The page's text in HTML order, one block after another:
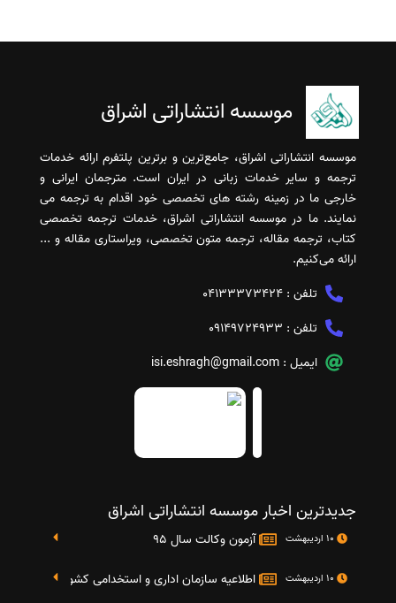
موسسه انتشاراتی اشراق
موسسه انتشاراتی اشراق، جامع‌ترین و برترین پلتفرم ارائه خدمات
ترجمه و سایر خدمات زبانی در ایران است. مترجمان ایرانی و
خارجی ما در زمینه رشته های تخصصی خود اقدام به ترجمه می
نمایند. ما در موسسه انتشاراتی اشراق، خدمات ترجمه تخصصی
کتاب، ترجمه مقاله، ترجمه متون تخصصی، ویراستاری مقاله و ...
ارائه می‌کنیم.
تلفن : 04133373424
تلفن : 09149724933
ایمیل : isi.eshragh@gmail.com
جدیدترین اخبار موسسه انتشاراتی اشراق
آزمون وکالت سال 95
اطلاعیه سازمان اداری و استخدامی کشور در خصوص